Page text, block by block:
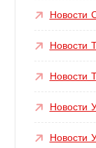
Новости
Новости
Новости
Новости
Новости